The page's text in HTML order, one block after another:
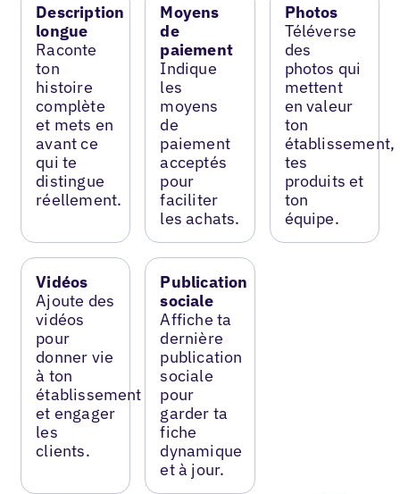
Description
longue
Raconte
ton
histoire
complète
et mets en
avant ce
qui te
distingue
réellement.
Moyens
de
paiement
Indique
les
moyens
de
paiement
acceptés
pour
faciliter
les achats.
Photos
Téléverse
des
photos qui
mettent
en valeur
ton
établissement,
tes
produits et
ton
équipe.
Vidéos
Ajoute des
vidéos
pour
donner vie
à ton
établissement
et engager
les
clients.
Publication
sociale
Affiche ta
dernière
publication
sociale
pour
garder ta
fiche
dynamique
et à jour.